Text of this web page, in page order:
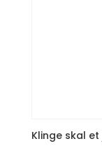
Klinge skal